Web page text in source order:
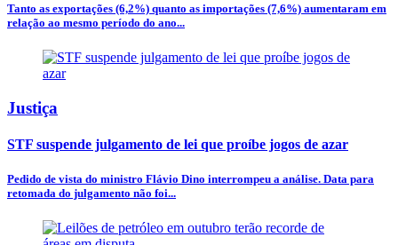
Tanto as exportações (6,2%) quanto as importações (7,6%) aumentaram em
relação ao mesmo período do ano...
Justiça
STF suspende julgamento de lei que proíbe jogos de azar
Pedido de vista do ministro Flávio Dino interrompeu a análise. Data para
retomada do julgamento não foi...